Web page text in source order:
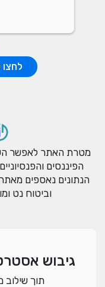
לחצו
מטרת האתר לאפשר
הפיננסים
הנתונים נאספים
וביטוח נט
גיבוש
תוך שילוב